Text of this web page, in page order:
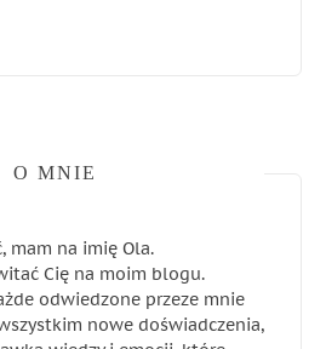
O MNIE
mam na imię Ola.
Cię na moim blogu.
odwiedzone przeze mnie
nowe doświadczenia,